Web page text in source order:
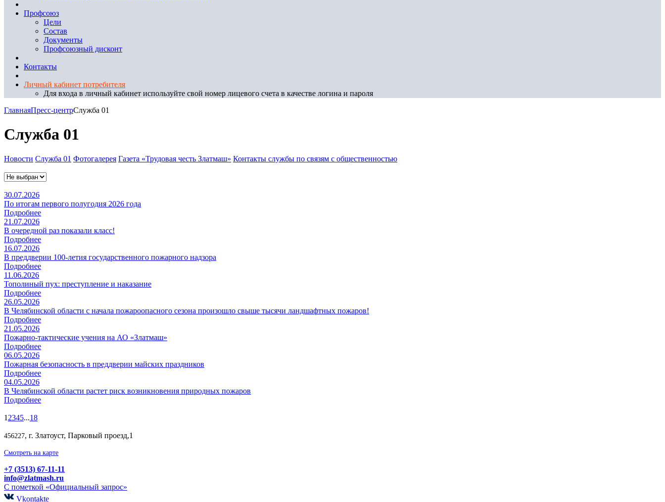
Профсоюз
Цели
Состав
Документы
Профсоюзный дисконт
Контакты
Личный кабинет потребителя
Для входа в личный кабинет используйте свой номер лицевого счета в качестве логина и пароля
ГлавнаяПресс-центрСлужба 01
Служба 01
Новости Служба 01 Фотогалерея Газета «Трудовая честь Златмаш» Контакты службы по связям с общественностью
30.07.2026
По итогам первого полугодия 2026 года
Подробнее
21.07.2026
В очередной раз показали класс!
Подробнее
16.07.2026
В преддверии 100-летия государственного пожарного надзора
Подробнее
11.06.2026
Тополиный пух: преступление и наказание
Подробнее
26.05.2026
В Челябинской области с начала пожароопасного сезона произошло свыше тысячи ландшафтных пожаров!
Подробнее
21.05.2026
Пожарно-тактические учения на АО «Златмаш»
Подробнее
06.05.2026
Пожарная безопасность в преддверии майских праздников
Подробнее
04.05.2026
В Челябинской области растет риск возникновения природных пожаров
Подробнее
1 2345...18
456227, г. Златоуст, Парковый проезд,1
Смотреть на карте
+7 (3513) 67-11-11
info@zlatmash.ru
С пометкой «Официальный запрос»
Vkontakte